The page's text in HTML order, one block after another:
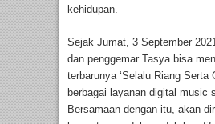
kehidupan.
Sejak Jumat, 3 September
dan penggemar Tasya bisa
terbarunya ‘Selalu Riang Serta
berbagai layanan digital music
Bersamaan dengan itu, akan